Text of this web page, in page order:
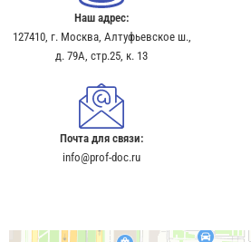
Наш адрес:
127410, г. Москва, Алтуфьевское ш.,
д. 79А, стр.25, к. 13​
Почта для связи:
info@prof-doc.ru